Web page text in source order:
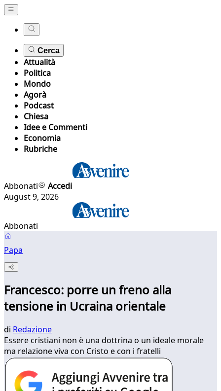
Cerca
Attualità
Politica
Mondo
Agorà
Podcast
Chiesa
Idee e Commenti
Economia
Rubriche
Abbonati
Accedi
August 9, 2026
Abbonati
Papa
Francesco: porre un freno alla
tensione in Ucraina orientale
di Redazione
Essere cristiani non è una dottrina o un ideale morale
ma relazione viva con Cristo e con i fratelli